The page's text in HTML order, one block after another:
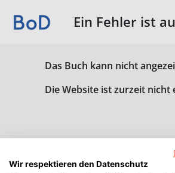
Ein Fehler ist
Das Buch kann nicht
Die Website ist zurzeit nicht
Wir respektieren den Datenschutz